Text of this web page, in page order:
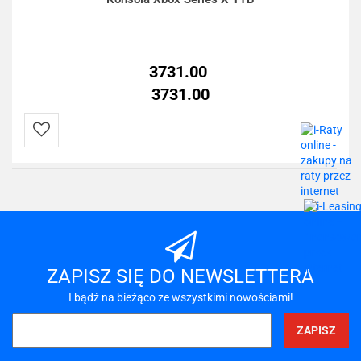
3731.00
3731.00
Do
ZAPISZ SIĘ DO NEWSLETTERA
I bądź na bieżąco ze wszystkimi nowościami!